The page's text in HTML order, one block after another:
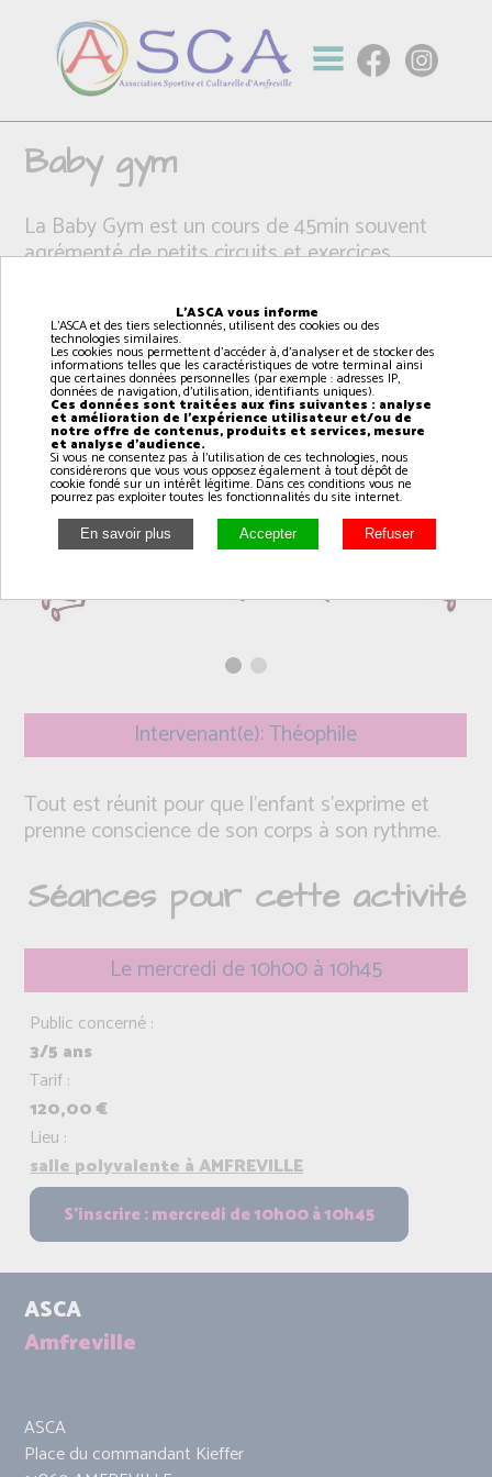
Baby gym
La Baby Gym est un cours de 45min souvent
agrémenté de petits circuits et exercices
et lui apprendre à se repérer dans l’espace. Jeux
d’éveil, exercices musicaux, circuits de motricité…
Intervenant(e): Théophile
Tout est réunit pour que l’enfant s’exprime et
prenne conscience de son corps à son rythme.
Séances pour cette activité
Le mercredi de 10h00 à 10h45
Public concerné :
3/5 ans
Tarif :
120,00 €
Lieu :
salle polyvalente à AMFREVILLE
ASCA
Amfreville
ASCA
Place du commandant Kieffer
L'ASCA vous informe
L'ASCA et des tiers selectionnés, utilisent des cookies ou des
technologies similaires.
Les cookies nous permettent d'accéder à, d'analyser et de stocker des
informations telles que les caractéristiques de votre terminal ainsi
que certaines données personnelles (par exemple : adresses IP,
données de navigation, d'utilisation, identifiants uniques).
Ces données sont traitées aux fins suivantes : analyse
et amélioration de l'expérience utilisateur et/ou de
notre offre de contenus, produits et services, mesure
et analyse d'audience.
Si vous ne consentez pas à l'utilisation de ces technologies, nous
considérerons que vous vous opposez également à tout dépôt de
cookie fondé sur un intérêt légitime. Dans ces conditions vous ne
pourrez pas exploiter toutes les fonctionnalités du site internet.